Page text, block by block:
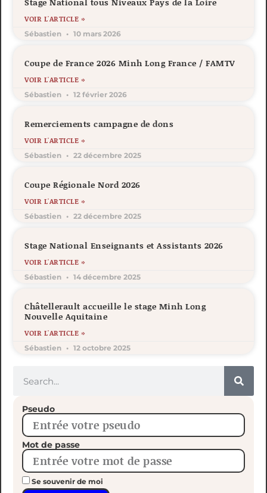
VOIR L'ARTICLE »
Sébastien 10 mars 2026
Coupe de France 2026 Minh Long France / FAMTV
VOIR L'ARTICLE »
Sébastien 12 février 2026
Remerciements campagne de dons
VOIR L'ARTICLE »
Sébastien 22 décembre 2025
Coupe Régionale Nord 2026
VOIR L'ARTICLE »
Sébastien 22 décembre 2025
Stage National Enseignants et Assistants 2026
VOIR L'ARTICLE »
Sébastien 14 décembre 2025
Châtellerault accueille le stage Minh Long
Nouvelle Aquitaine
VOIR L'ARTICLE »
Sébastien 12 octobre 2025
Pseudo
Mot de passe
Se souvenir de moi